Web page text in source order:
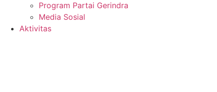
Program Partai Gerindra
Media Sosial
Aktivitas